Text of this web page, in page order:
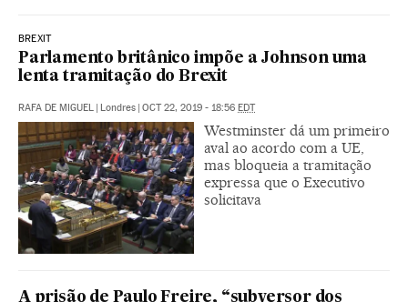
BREXIT
Parlamento britânico impõe a Johnson uma
lenta tramitação do Brexit
RAFA DE MIGUEL Londres OCT 22, 2019 - 18:56 EDT
Westminster dá um primeiro
aval ao acordo com a UE,
mas bloqueia a tramitação
expressa que o Executivo
solicitava
A prisão de Paulo Freire, “subversor dos